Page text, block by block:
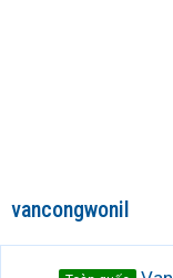
vancongwonil